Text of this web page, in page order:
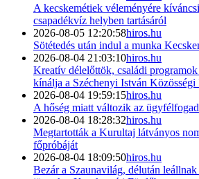
A kecskemétiek véleményére
csapadékvíz helyben tartásáról
2026-08-05 12:20:58hiros.hu
Sötétedés után indul a munka
2026-08-04 21:03:10hiros.hu
Kreatív délelőttök, családi
kínálja a Széchenyi István Közösségi
2026-08-04 19:59:15hiros.hu
A hőség miatt változik az
2026-08-04 18:28:32hiros.hu
Megtartották a Kurultaj látványos
főpróbáját
2026-08-04 18:09:50hiros.hu
Bezár a Szaunavilág, délután